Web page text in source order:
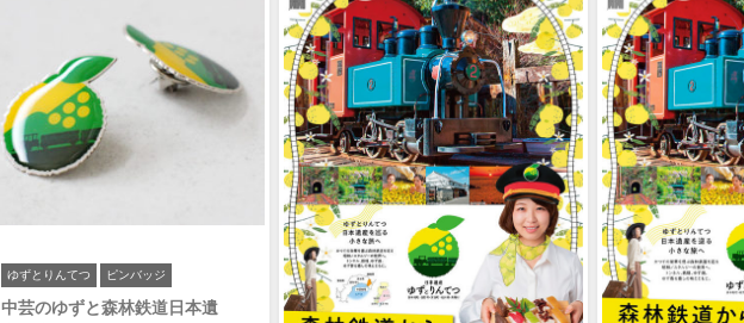
ゆずとりんてつ ピンバッジ
中芸のゆずと森林鉄道日本遺